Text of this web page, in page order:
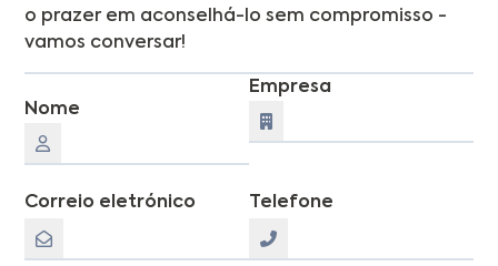
o prazer em aconselhá-lo sem compromisso -
vamos conversar!
Nome
Empresa
Correio eletrónico Telefone